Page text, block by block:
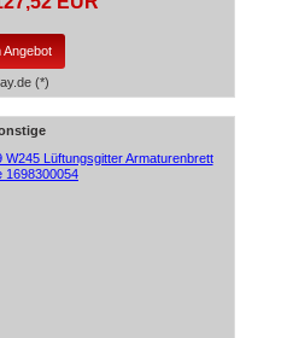
Angebot
(*)